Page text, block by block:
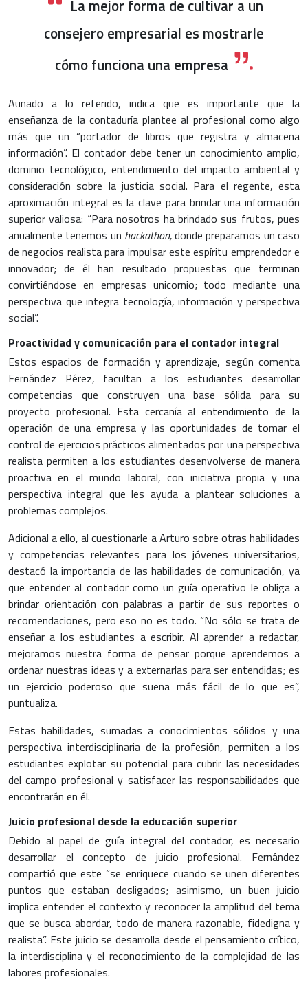
La mejor forma de cultivar a un
consejero empresarial es mostrarle
cómo funciona una empresa
Aunado a lo referido, indica que es importante que la
enseñanza de la contaduría plantee al profesional como algo
más que un “portador de libros que registra y almacena
información”. El contador debe tener un conocimiento amplio,
dominio tecnológico, entendimiento del impacto ambiental y
consideración sobre la justicia social. Para el regente, esta
aproximación integral es la clave para brindar una información
superior valiosa: “Para nosotros ha brindado sus frutos, pues
anualmente tenemos un hackathon,donde preparamos un caso
de negocios realista para impulsar este espíritu emprendedor e
innovador; de él han resultado propuestas que terminan
convirtiéndose en empresas unicornio; todo mediante una
perspectiva que integra tecnología, información y perspectiva
social”.
Proactividad y comunicación para el contador integral
Estos espacios de formación y aprendizaje, según comenta
Fernández Pérez, facultan a los estudiantes desarrollar
competencias que construyen una base sólida para su
proyecto profesional. Esta cercanía al entendimiento de la
operación de una empresa y las oportunidades de tomar el
control de ejercicios prácticos alimentados por una perspectiva
realista permiten a los estudiantes desenvolverse de manera
proactiva en el mundo laboral, con iniciativa propia y una
perspectiva integral que les ayuda a plantear soluciones a
problemas complejos.
Adicional a ello, al cuestionarle a Arturo sobre otras habilidades
y competencias relevantes para los jóvenes universitarios,
destacó la importancia de las habilidades de comunicación, ya
que entender al contador como un guía operativo le obliga a
brindar orientación con palabras a partir de sus reportes o
recomendaciones, pero eso no es todo. “No sólo se trata de
enseñar a los estudiantes a escribir. Al aprender a redactar,
mejoramos nuestra forma de pensar porque aprendemos a
ordenar nuestras ideas y a externarlas para ser entendidas; es
un ejercicio poderoso que suena más fácil de lo que es”,
puntualiza.
Estas habilidades, sumadas a conocimientos sólidos y una
perspectiva interdisciplinaria de la profesión, permiten a los
estudiantes explotar su potencial para cubrir las necesidades
del campo profesional y satisfacer las responsabilidades que
encontrarán en él.
Juicio profesional desde la educación superior
Debido al papel de guía integral del contador, es necesario
desarrollar el concepto de juicio profesional. Fernández
compartió que este “se enriquece cuando se unen diferentes
puntos que estaban desligados; asimismo, un buen juicio
implica entender el contexto y reconocer la amplitud del tema
que se busca abordar, todo de manera razonable, fidedigna y
realista”. Este juicio se desarrolla desde el pensamiento crítico,
la interdisciplina y el reconocimiento de la complejidad de las
labores profesionales.